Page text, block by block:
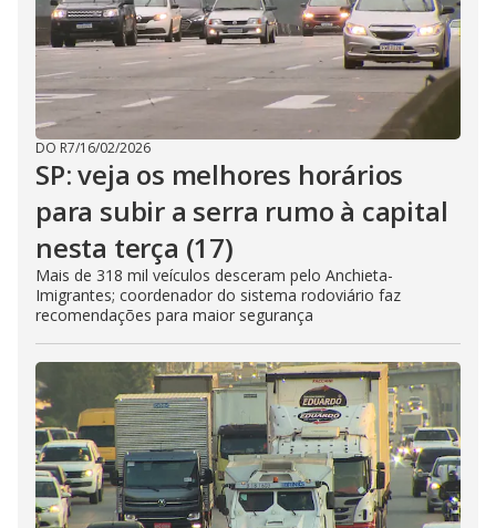
DO R7/16/02/2026
SP: veja os melhores horários
para subir a serra rumo à capital
nesta terça (17)
Mais de 318 mil veículos desceram pelo Anchieta-
Imigrantes; coordenador do sistema rodoviário faz
recomendações para maior segurança